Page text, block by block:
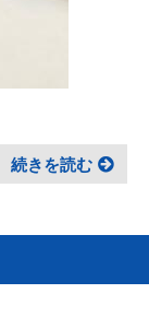
続きを読む